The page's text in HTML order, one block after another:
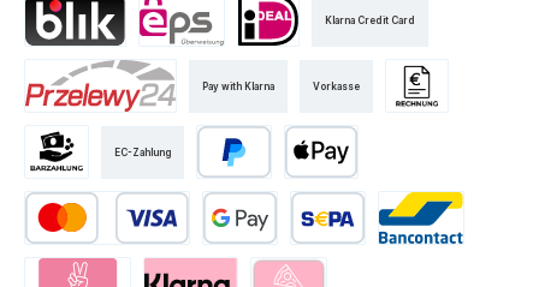
Klarna Credit Card
Pay with Klarna Vorkasse
EC-Zahlung